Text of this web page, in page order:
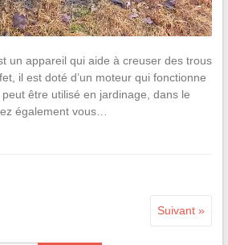
un appareil qui aide à creuser des trous
il est doté d’un moteur qui fonctionne
peut être utilisé en jardinage, dans le
également vous…
Suivant »